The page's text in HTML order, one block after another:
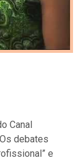
Canal
debates
e